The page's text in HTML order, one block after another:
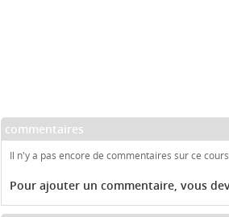
commentaires
Il n'y a pas encore de commentaires sur ce
Pour ajouter un commentaire, vous